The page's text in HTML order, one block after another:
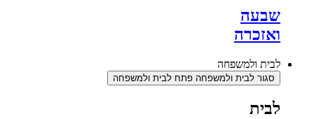
שבעה
ואזכרה
לבית ולמשפחה
סגור לבית ולמשפחה פתח לבית ולמשפחה
לבית